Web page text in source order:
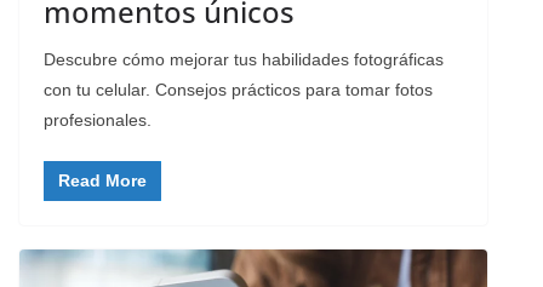
momentos únicos
Descubre cómo mejorar tus habilidades fotográficas
con tu celular. Consejos prácticos para tomar fotos
profesionales.
Read More